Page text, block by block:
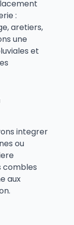
:
aretiers,
une
et
integrer
ou
combles
aux